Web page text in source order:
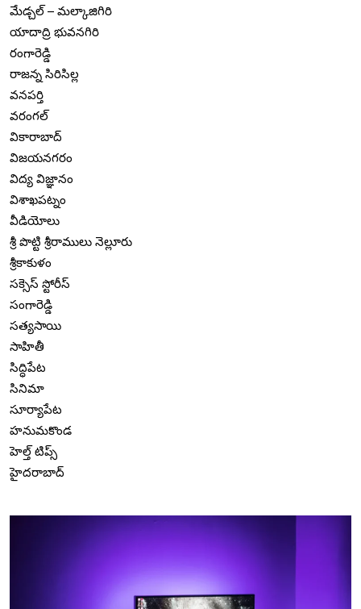
మేడ్చల్ – మల్కాజిగిరి
యాదాద్రి భువనగిరి
రంగారెడ్డి
రాజన్న సిరిసిల్ల
వనపర్తి
వరంగల్
వికారాబాద్
విజయనగరం
విద్య విజ్ఞానం
విశాఖపట్నం
వీడియోలు
శ్రీ పొట్టి శ్రీరాములు నెల్లూరు
శ్రీకాకుళం
సక్సెస్ స్టోరీస్
సంగారెడ్డి
సత్యసాయి
సాహితీ
సిద్ధిపేట
సినిమా
సూర్యాపేట
హనుమకొండ
హెల్త్ టిప్స్
హైదరాబాద్